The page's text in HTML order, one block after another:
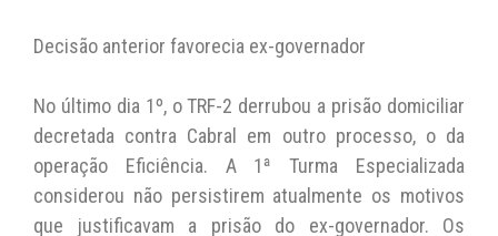
Decisão anterior favorecia ex-governador
No último dia 1º, o TRF-2 derrubou a prisão domiciliar
decretada contra Cabral em outro processo, o da
operação Eficiência. A 1ª Turma Especializada
considerou não persistirem atualmente os motivos
que justificavam a prisão do ex-governador. Os